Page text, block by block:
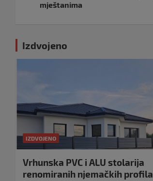
mještanima
Izdvojeno
IZDVOJENO
Vrhunska PVC i ALU stolarija
renomiranih njemačkih profila